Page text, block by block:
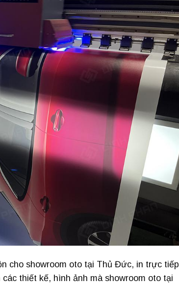
cho showroom oto tại Thủ Đức, in trực tiếp
thiết kế, hình ảnh mà showroom oto tại